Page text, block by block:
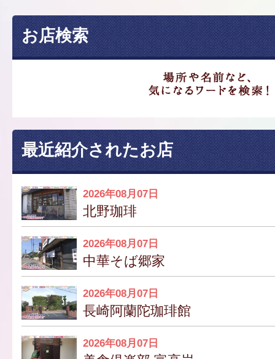
お店検索
最近紹介されたお店
2026年08月07日
北野珈琲
2026年08月07日
中華そば郷家
2026年08月07日
長崎阿蘭陀珈琲館
2026年08月07日